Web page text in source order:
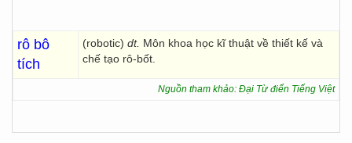
rô bô
tích
(robotic) dt. Môn khoa học kĩ thuật về thiết kế và
chế tạo rô-bốt.
Nguồn tham khảo: Đại Từ điển Tiếng Việt